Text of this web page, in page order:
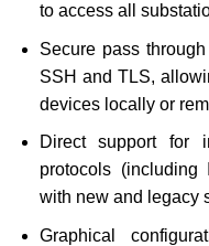
to access all
Secure pass
SSH and TLS,
devices locally or
Direct support for
protocols (including
with new and legacy
Graphical